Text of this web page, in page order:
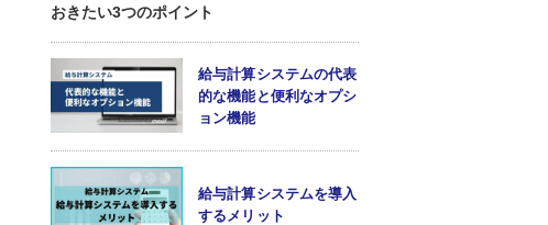
おきたい3つのポイント
給与計算システムの代表
的な機能と便利なオプシ
ョン機能
給与計算システムを導入
するメリット